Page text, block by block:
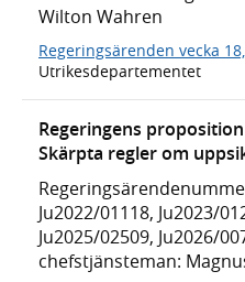
Wilton Wahren
Regeringsärenden vecka
Utrikesdepartementet
Regeringens proposition
Skärpta regler om
Ju2022/01118, Ju2023/
Ju2025/02509, Ju2026/
chefstjänsteman: